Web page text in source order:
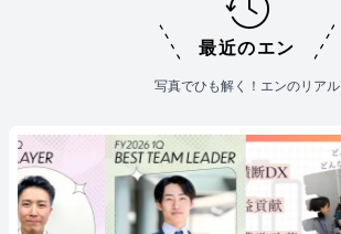
最近のエン
写真でひも解く！エンのリアル